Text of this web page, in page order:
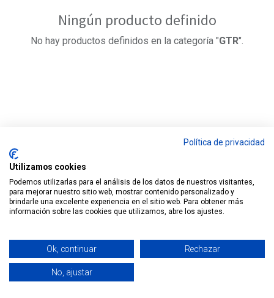
Ningún producto definido
No hay productos definidos en la categoría "GTR".
Nuestros productos y servicios
Política de privacidad
Utilizamos cookies
Podemos utilizarlas para el análisis de los datos de nuestros visitantes,
para mejorar nuestro sitio web, mostrar contenido personalizado y
brindarle una excelente experiencia en el sitio web. Para obtener más
información sobre las cookies que utilizamos, abre los ajustes.
Ok, continuar Rechazar
No, ajustar